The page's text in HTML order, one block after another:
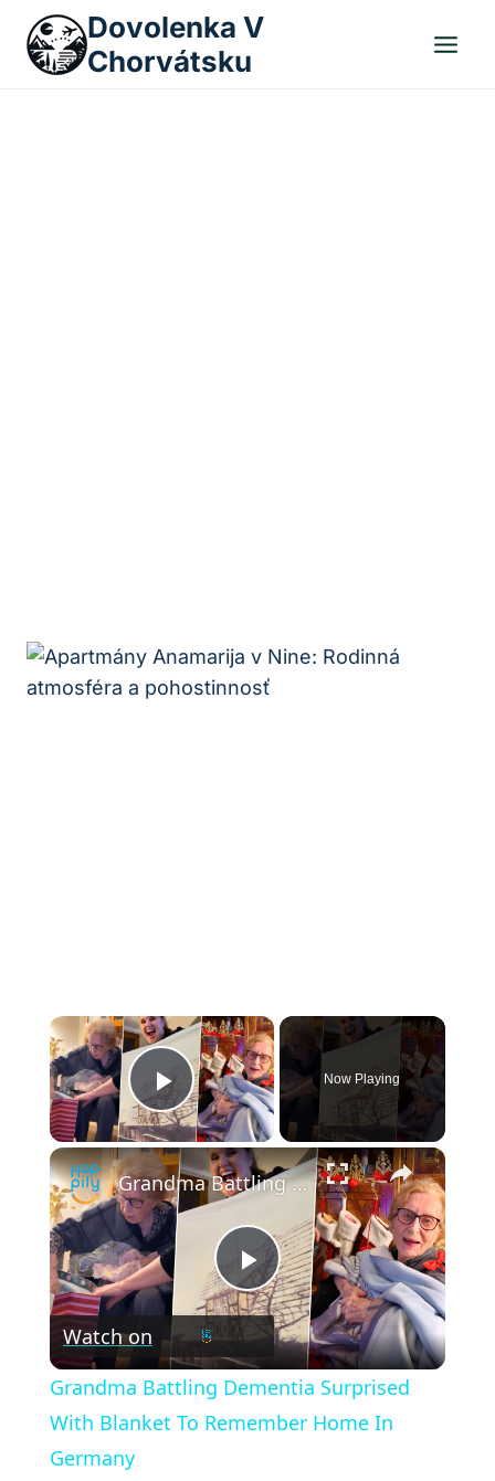
content
Dovolenka V
Chorvátsku
×
Play Video
Now Playing
×
Play
Video
Grandma Battling Dementia Surprised With Blanket To Remember Home In Germany
Watch on
Grandma Battling Dementia Surprised
With Blanket To Remember Home In
Germany